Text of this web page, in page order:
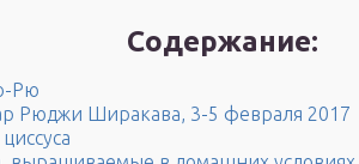
Содержание:
Рю
Рюджи Ширакава, 3-5 февраля 2017